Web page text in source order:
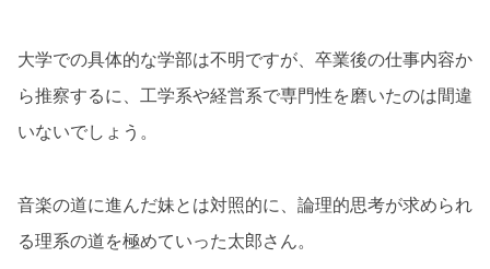
大学での具体的な学部は不明ですが、卒業後の仕事内容か
ら推察するに、工学系や経営系で専門性を磨いたのは間違
いないでしょう。
音楽の道に進んだ妹とは対照的に、論理的思考が求められ
る理系の道を極めていった太郎さん。